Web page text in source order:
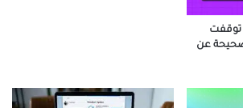
توقفت
عن